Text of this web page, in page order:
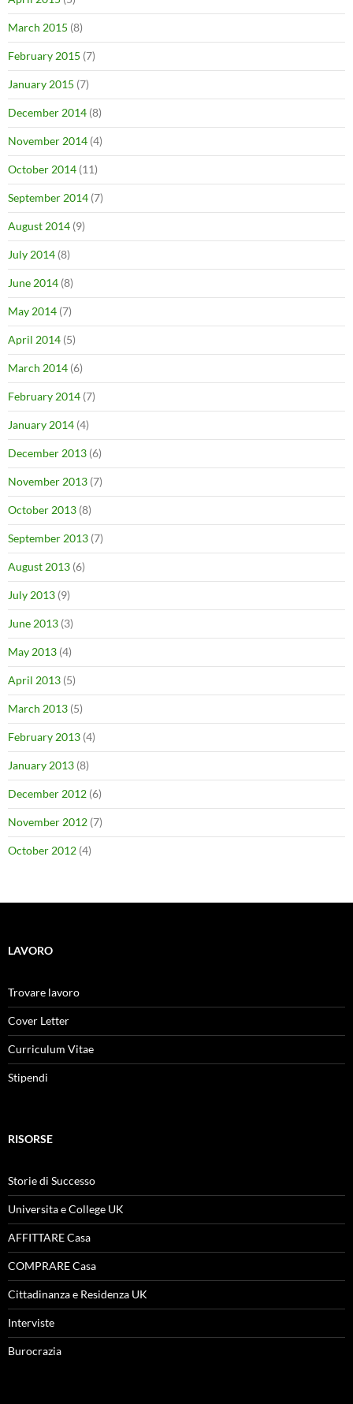
March 2015 (8)
February 2015 (7)
January 2015 (7)
December 2014 (8)
November 2014 (4)
October 2014 (11)
September 2014 (7)
August 2014 (9)
July 2014 (8)
June 2014 (8)
May 2014 (7)
April 2014 (5)
March 2014 (6)
February 2014 (7)
January 2014 (4)
December 2013 (6)
November 2013 (7)
October 2013 (8)
September 2013 (7)
August 2013 (6)
July 2013 (9)
June 2013 (3)
May 2013 (4)
April 2013 (5)
March 2013 (5)
February 2013 (4)
January 2013 (8)
December 2012 (6)
November 2012 (7)
October 2012 (4)
LAVORO
Trovare lavoro
Cover Letter
Curriculum Vitae
Stipendi
RISORSE
Storie di Successo
Universita e College UK
AFFITTARE Casa
COMPRARE Casa
Cittadinanza e Residenza UK
Interviste
Burocrazia